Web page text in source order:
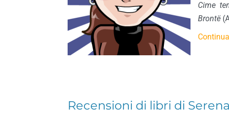
Cime
Brontë
Recensioni di libri di